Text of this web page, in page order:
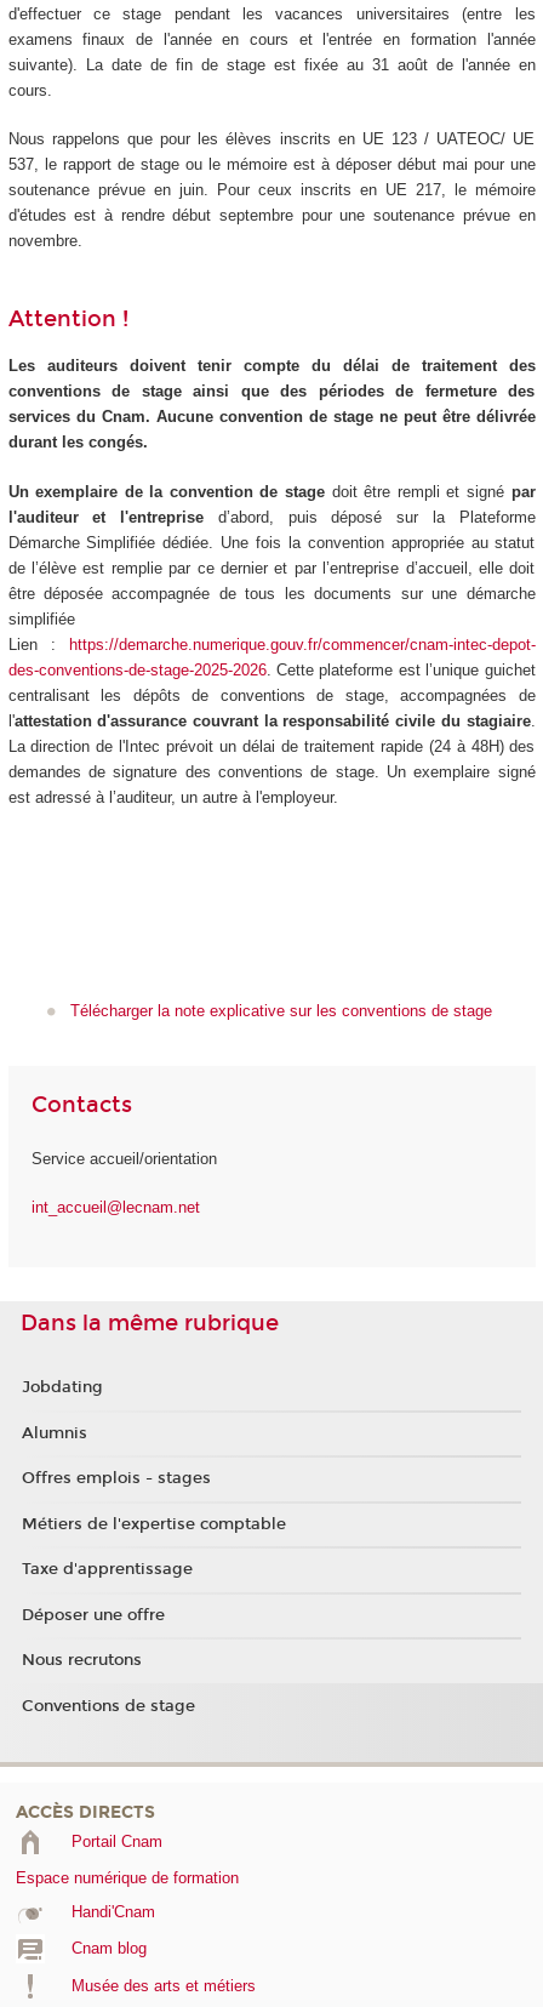
d'effectuer ce stage pendant les vacances universitaires (entre les
examens finaux de l'année en cours et l'entrée en formation l'année
suivante). La date de fin de stage est fixée au 31 août de l'année en
cours.
Nous rappelons que pour les élèves inscrits en UE 123 / UATEOC/ UE
537, le rapport de stage ou le mémoire est à déposer début mai pour une
soutenance prévue en juin. Pour ceux inscrits en UE 217, le mémoire
d'études est à rendre début septembre pour une soutenance prévue en
novembre.
Attention !
Les auditeurs doivent tenir compte du délai de traitement des
conventions de stage ainsi que des périodes de fermeture des
services du Cnam. Aucune convention de stage ne peut être délivrée
durant les congés.
Un exemplaire de la convention de stage doit être rempli et signé par
l'auditeur et l'entreprise d’abord, puis déposé sur la Plateforme
Démarche Simplifiée dédiée. Une fois la convention appropriée au statut
de l’élève est remplie par ce dernier et par l’entreprise d’accueil, elle doit
être déposée accompagnée de tous les documents sur une démarche
simplifiée
Lien : https://demarche.numerique.gouv.fr/commencer/cnam-intec-depot-
des-conventions-de-stage-2025-2026. Cette plateforme est l’unique guichet
centralisant les dépôts de conventions de stage, accompagnées de
l'attestation d'assurance couvrant la responsabilité civile du stagiaire.
La direction de l'Intec prévoit un délai de traitement rapide (24 à 48H) des
demandes de signature des conventions de stage. Un exemplaire signé
est adressé à l’auditeur, un autre à l'employeur.
Télécharger la note explicative sur les conventions de stage
Contacts
Service accueil/orientation
int_accueil@lecnam.net
Dans la même rubrique
Jobdating
Alumnis
Offres emplois - stages
Métiers de l'expertise comptable
Taxe d'apprentissage
Déposer une offre
Nous recrutons
Conventions de stage
ACCÈS DIRECTS
Portail Cnam
Espace numérique de formation
Handi'Cnam
Cnam blog
Musée des arts et métiers